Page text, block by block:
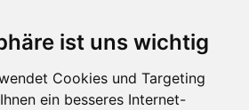
ist uns wichtig
Cookies und Targeting
ein besseres Internet-